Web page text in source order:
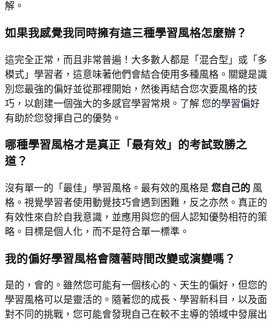
解。
如果我感覺我同時擁有這三種學習風格怎麼辦？
這完全正常，而且非常普遍！大多數人都是「混合型」或「多
模式」學習者，這意味著他們會結合使用多種風格。關鍵是識
別您最強的偏好並從那裡開始，然後再結合您次要風格的技
巧，以創建一個強大的多感官學習常規。了解 您的學習偏好
有助於您發揮自己的優勢。
哪種學習風格才是真正「最有效」的考試致勝之
道？
沒有單一的「最佳」學習風格。最有效的風格是 您自己的 風
格。視覺學習者使用動覺技巧會遇到困難，反之亦然。真正的
有效性來自於自我意識，並應用與您的個人認知優勢相符的策
略。目標是個人化，而不是符合單一標準。
我的偏好學習風格會隨著時間改變或演變嗎？
是的，會的。雖然您可能有一個核心的、天生的偏好，但您的
學習風格可以是靈活的。隨著您的成長、學習新科目，以及面
對不同的挑戰，您可能會發現自己在較不主導的領域中發展出